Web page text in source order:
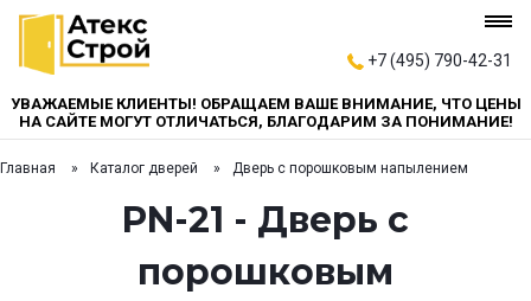
+7 (495) 790-42-31
УВАЖАЕМЫЕ КЛИЕНТЫ! ОБРАЩАЕМ ВАШЕ ВНИМАНИЕ, ЧТО ЦЕНЫ
НА САЙТЕ МОГУТ ОТЛИЧАТЬСЯ, БЛАГОДАРИМ ЗА ПОНИМАНИЕ!
Главная Каталог дверей Дверь с порошковым напылением
PN-21 - Дверь с
порошковым